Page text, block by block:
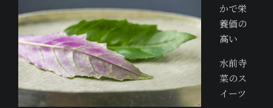
かで栄
養価の
高い
水前寺
菜のス
イーツ